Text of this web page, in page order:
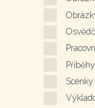
Příběhy
Scénky